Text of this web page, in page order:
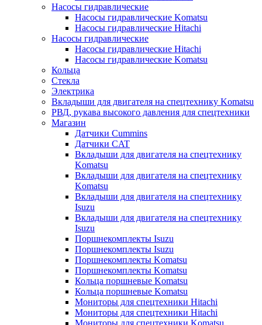
Насосы гидравлические
Насосы гидравлические Komatsu
Насосы гидравлические Hitachi
Насосы гидравлические
Насосы гидравлические Hitachi
Насосы гидравлические Komatsu
Кольца
Стекла
Электрика
Вкладыши для двигателя на спецтехнику Komatsu
РВД, рукава высокого давления для спецтехники
Магазин
Датчики Cummins
Датчики CAT
Вкладыши для двигателя на спецтехнику
Komatsu
Вкладыши для двигателя на спецтехнику
Komatsu
Вкладыши для двигателя на спецтехнику
Isuzu
Вкладыши для двигателя на спецтехнику
Isuzu
Поршнекомплекты Isuzu
Поршнекомплекты Isuzu
Поршнекомплекты Komatsu
Поршнекомплекты Komatsu
Кольца поршневые Komatsu
Кольца поршневые Komatsu
Мониторы для спецтехники Hitachi
Мониторы для спецтехники Hitachi
Мониторы для спецтехники Komatsu